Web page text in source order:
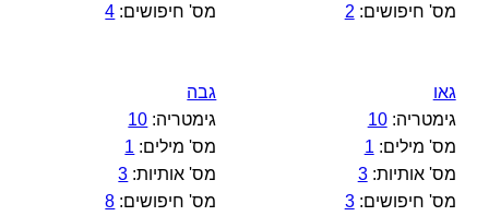
מס' חיפושים: 2
מס' חיפושים: 4
גאו
גימטריה:10
מס' מילים: 1
מס' אותיות:3
מס' חיפושים:3
גבה
גימטריה: 10
מס' מילים: 1
מס' אותיות: 3
מס' חיפושים: 8